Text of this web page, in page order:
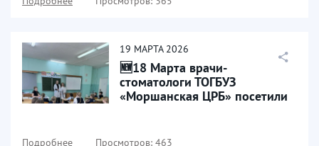
19 МАРТА 2026
🆕18 Марта врачи-
стоматологи ТОГБУЗ
«Моршанская ЦРБ» посетили
Подробнее Просмотров: 463